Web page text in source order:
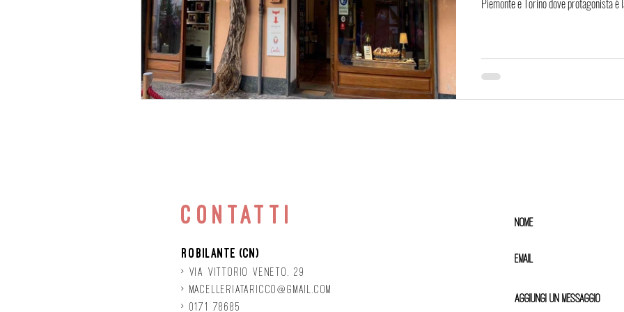
Piemonte e Torino dove protagonista è
contatti
Robilante (CN)
> Via Vittorio veneto, 29
> macelleriataricco@gmail.com
> 0171 78685